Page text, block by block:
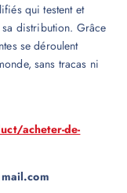
qui testent et
distribution. Grâce
se déroulent
sans tracas ni
acheter-de-